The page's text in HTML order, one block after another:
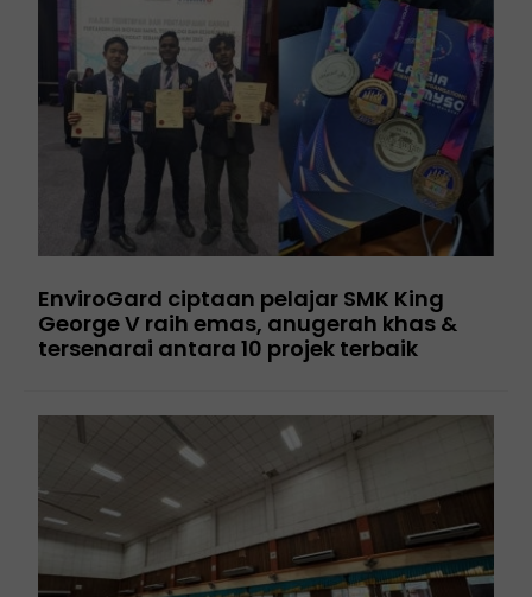
EnviroGard ciptaan pelajar SMK King
George V raih emas, anugerah khas &
tersenarai antara 10 projek terbaik